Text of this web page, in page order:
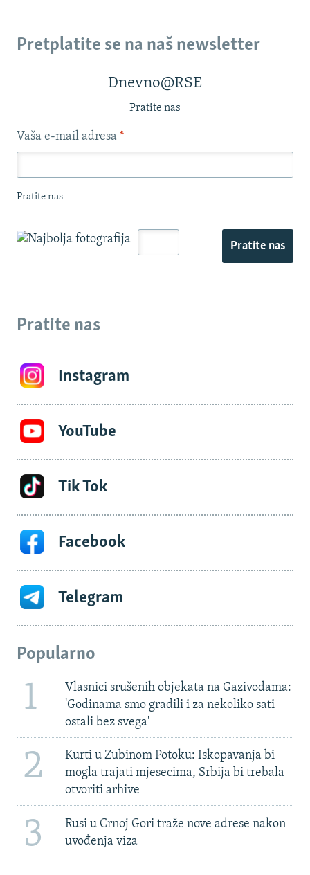
Pretplatite se na naš newsletter
Dnevno@RSE
Pratite nas
Vaša e-mail adresa *
Pratite nas
Pratite nas
Pratite nas
Instagram
YouTube
Tik Tok
Facebook
Telegram
Popularno
1
Vlasnici srušenih objekata na Gazivodama:
'Godinama smo gradili i za nekoliko sati
ostali bez svega'
2
Kurti u Zubinom Potoku: Iskopavanja bi
mogla trajati mjesecima, Srbija bi trebala
otvoriti arhive
3
Rusi u Crnoj Gori traže nove adrese nakon
uvođenja viza